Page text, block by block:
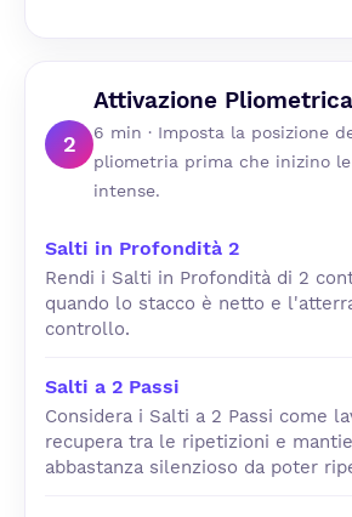
2
Attivazione Pliometrica
6 min · Imposta la posizione
pliometria prima che inizino
intense.
Salti in Profondità 2
Rendi i Salti in Profondità di 2
quando lo stacco è netto e
controllo.
Salti a 2 Passi
Considera i Salti a 2 Passi come
recupera tra le ripetizioni e
abbastanza silenzioso da poter